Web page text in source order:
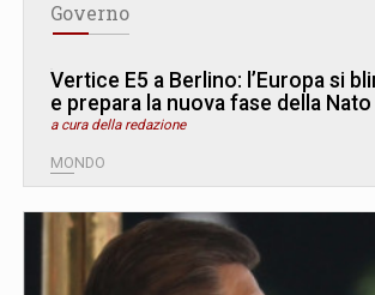
Governo
Vertice E5 a Berlino: l’Europa si
e prepara la nuova fase della Nato
a cura della redazione
MONDO